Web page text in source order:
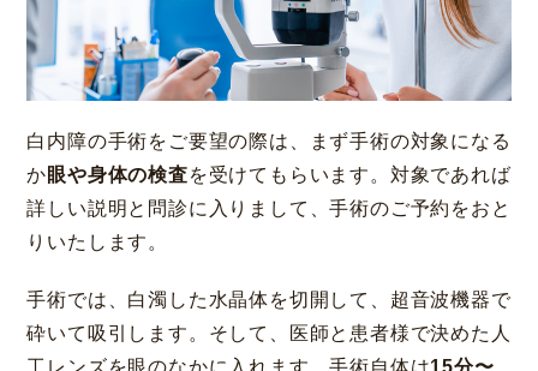
白内障の手術をご要望の際は、まず手術の対象になる
か眼や身体の検査を受けてもらいます。対象であれば
詳しい説明と問診に入りまして、手術のご予約をおと
りいたします。
手術では、白濁した水晶体を切開して、超音波機器で
砕いて吸引します。そして、医師と患者様で決めた人